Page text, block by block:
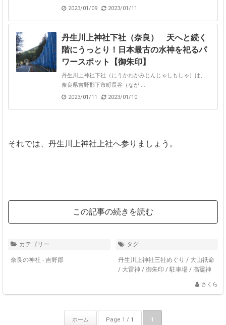
2023/01/09
2023/01/11
丹生川上神社下社（奈良） 天へと続く
階にうっとり！日本最古の水神を祀るパ
ワースポット【御朱印】
丹生川上神社下社（にうかわかみじんじゃしもしゃ）は、
奈良県吉野郡下市町長谷（なが ...
2023/01/11
2023/01/10
それでは、丹生川上神社上社へ参りましょう。
この記事の続きを読む
カテゴリー
奈良の神社 - 吉野郡
タグ
丹生川上神社三社めぐり / 大山祇命
/ 大雷神 / 御朱印 / 駐車場 / 高龗神
さくら
ホーム Page 1 / 1 1